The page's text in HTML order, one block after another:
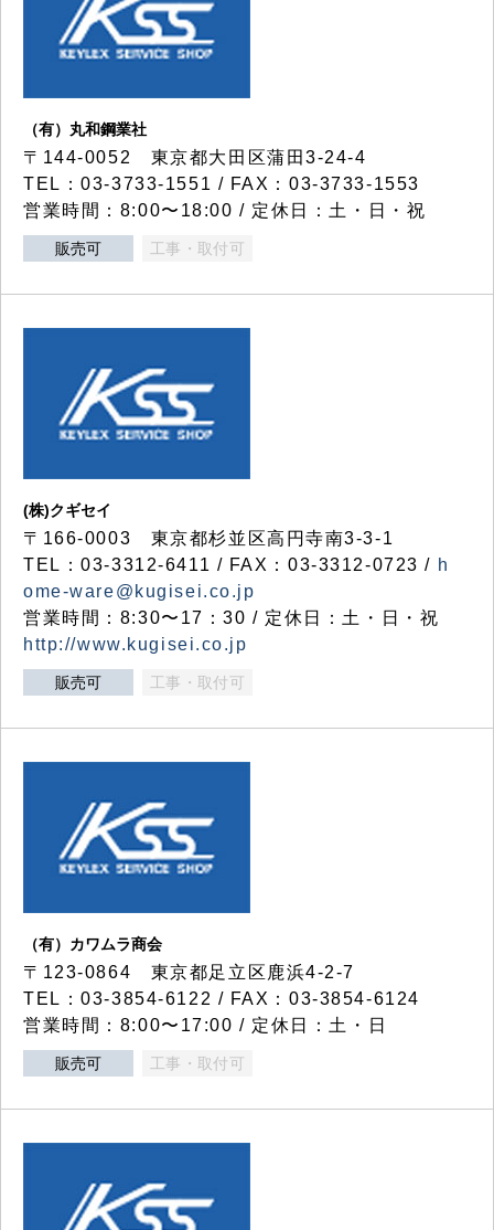
（有）丸和鋼業社
〒144-0052 東京都大田区蒲田3-24-4
TEL：03-3733-1551 / FAX：03-3733-1553
営業時間：8:00〜18:00 / 定休日：土・日・祝
販売可 工事・取付可
(株)クギセイ
〒166-0003 東京都杉並区高円寺南3-3-1
TEL：03-3312-6411 / FAX：03-3312-0723 / h
ome-ware@kugisei.co.jp
営業時間：8:30〜17：30 / 定休日：土・日・祝
http://www.kugisei.co.jp
販売可 工事・取付可
（有）カワムラ商会
〒123-0864 東京都足立区鹿浜4-2-7
TEL：03-3854-6122 / FAX：03-3854-6124
営業時間：8:00〜17:00 / 定休日：土・日
販売可 工事・取付可